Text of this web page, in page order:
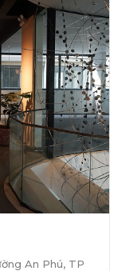
An Phú, TP